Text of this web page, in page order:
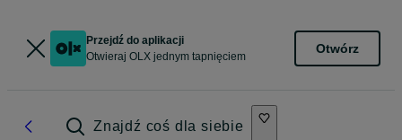
Przejdź do aplikacji
Otwieraj OLX jednym tapnięciem
Otwórz
Znajdź coś dla siebie